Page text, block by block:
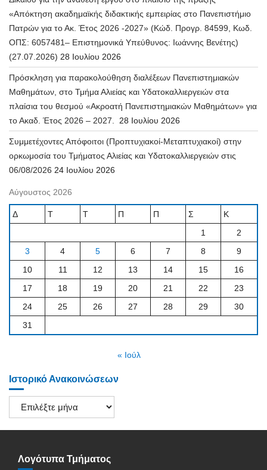
«Απόκτηση ακαδημαϊκής διδακτικής εμπειρίας στο Πανεπιστήμιο
Πατρών για το Ακ. Έτος 2026 -2027» (Κώδ. Προγρ. 84599, Κωδ.
ΟΠΣ: 6057481– Επιστημονικά Υπεύθυνος: Ιωάννης Βενέτης)
(27.07.2026) 28 Ιουλίου 2026
Πρόσκληση για παρακολούθηση διαλέξεων Πανεπιστημιακών
Μαθημάτων, στο Τμήμα Αλιείας και Υδατοκαλλιεργειών στα
πλαίσια του θεσμού «Ακροατή Πανεπιστημιακών Μαθημάτων» για
το Ακαδ. Έτος 2026 – 2027.
28 Ιουλίου 2026
Συμμετέχοντες Απόφοιτοι (Προπτυχιακοί-Μεταπτυχιακοί) στην
ορκωμοσία του Τμήματος Αλιείας και Υδατοκαλλιεργειών στις
06/08/2026 24 Ιουλίου 2026
Αύγουστος 2026
Δ Τ Τ Π Π Σ
Κ
1
2
3
4 5 6 7 8
9
10
11 12 13 14 15
16
17
18 19 20 21 22
23
24
25 26 27 28 29
30
31
« Ιούλ
Ιστορικό Ανακοινώσεων
Ιστορικό
Ανακοινώσεων
Λογότυπα Τμήματος